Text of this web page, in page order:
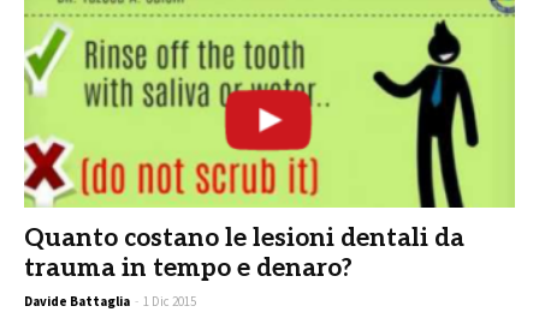
Quanto costano le lesioni dentali da
trauma in tempo e denaro?
Davide Battaglia - 1 Dic 2015